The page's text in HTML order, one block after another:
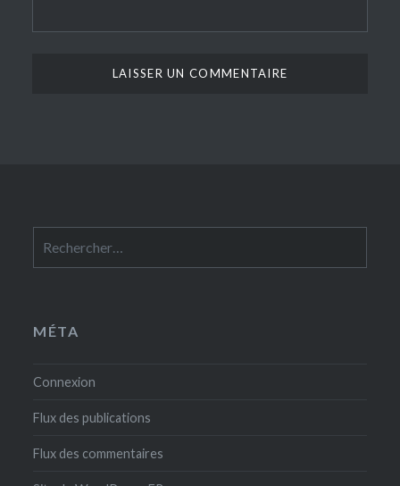
MÉTA
Connexion
Flux des publications
Flux des commentaires